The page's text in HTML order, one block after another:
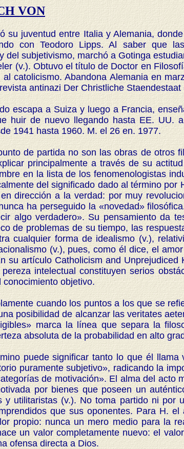
VON
su juventud entre Italia y Alemania,
con Teodoro Lipps. Al saber que
subjetivismo, marchó a Gotinga
(v.). Obtuvo el título de Doctor en
catolicismo. Abandona Alemania en
antinazi Der Christliche Staendestaat
escapa a Suiza y luego a Francia,
huir de nuevo llegando hasta EE. UU.
1941 hasta 1960. M. el 26 en. 1977.
de partida no son las obras de otros
principalmente a través de su
en la lista de los fenomenologistas
del significado dado al término por
dirección a la verdad: por muy
ha perseguido la «novedad»
algo verdadero». Su pensamiento da
de problemas de su tiempo, las
cualquier forma de idealismo (v.),
(v.), pues, como él dice, el
su artículo Catholicism and Unprejudiced
intelectual constituyen serios
objetivo.
cuando los puntos a los que se
posibilidad de alcanzar las veritates
marca la línea que separa la
absoluta de la probabilidad en alto
puede significar tanto lo que él llama
puramente subjetivo», radicando la
de motivación». El alma del acto
por bienes que poseen un
utilitaristas (v.). No toma partido ni por
que sus oponentes. Para H. el
propio: nunca un mero medio para la
un valor completamente nuevo: el
ofensa directa a Dios.